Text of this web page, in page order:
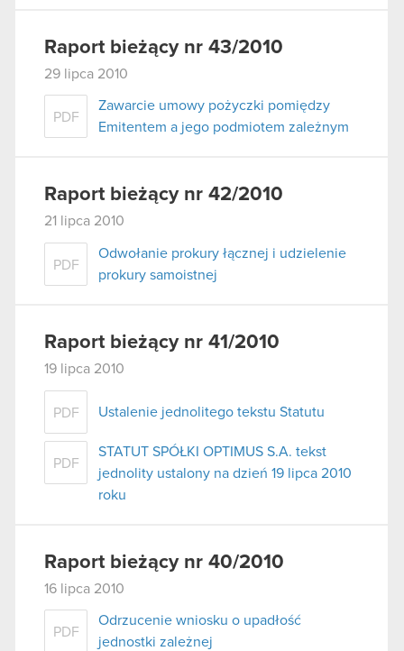
Raport bieżący nr 43/2010
29 lipca 2010
PDF
Zawarcie umowy pożyczki pomiędzy
Emitentem a jego podmiotem zależnym
Raport bieżący nr 42/2010
21 lipca 2010
PDF
Odwołanie prokury łącznej i udzielenie
prokury samoistnej
Raport bieżący nr 41/2010
19 lipca 2010
PDF Ustalenie jednolitego tekstu Statutu
PDF
STATUT SPÓŁKI OPTIMUS S.A. tekst
jednolity ustalony na dzień 19 lipca 2010
roku
Raport bieżący nr 40/2010
16 lipca 2010
PDF
Odrzucenie wniosku o upadłość
jednostki zależnej